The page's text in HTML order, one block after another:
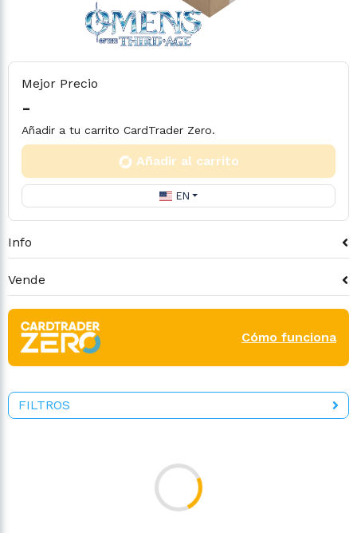
Mejor Precio
-
Añadir a tu carrito CardTrader Zero.
Añadir al carrito
EN
Info
Vende
Cómo funciona
FILTROS